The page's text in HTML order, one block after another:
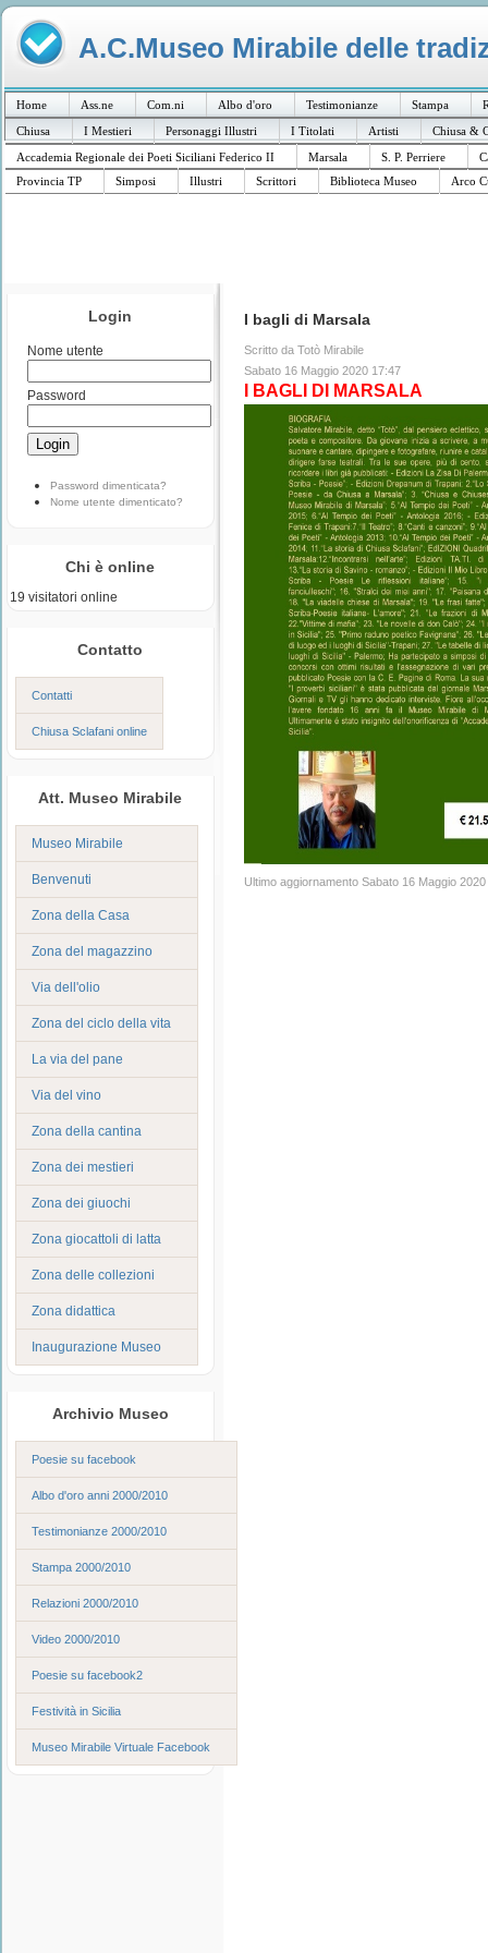
A.C.Museo Mirabile delle
Home Ass.ne Com.ni Albo d'oro Testimonianze Stampa
Chiusa
I Mestieri Personaggi Illustri I Titolati Artisti
Chiusa &
Accademia Regionale dei Poeti Siciliani Federico II
Marsala S. P. Perriere
Provincia TP
Simposi Illustri Scrittori Biblioteca Museo Arco
Login
Nome utente
Password
Password dimenticata?
Nome utente dimenticato?
Chi è online
19 visitatori online
Contatto
Contatti
Chiusa Sclafani online
Att. Museo Mirabile
Museo Mirabile
Benvenuti
Zona della Casa
Zona del magazzino
Via dell'olio
Zona del ciclo della vita
La via del pane
Via del vino
Zona della cantina
Zona dei mestieri
Zona dei giuochi
Zona giocattoli di latta
Zona delle collezioni
Zona didattica
Inaugurazione Museo
Archivio Museo
Poesie su facebook
Albo d'oro anni 2000/2010
Testimonianze 2000/2010
Stampa 2000/2010
Relazioni 2000/2010
Video 2000/2010
Poesie su facebook2
Festività in Sicilia
Museo Mirabile Virtuale Facebook
I bagli di Marsala
Scritto da Totò Mirabile
Sabato 16 Maggio 2020 17:47
I BAGLI DI MARSALA
Ultimo aggiornamento Sabato 16 Maggio